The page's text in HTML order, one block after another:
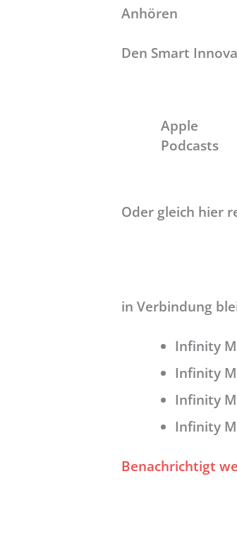
Anhören
Den Smart
Apple
Podcasts
Oder gleich hier
in Verbindung
Infinity
Infinity
Infinity
Infinity
Benachrichtigt